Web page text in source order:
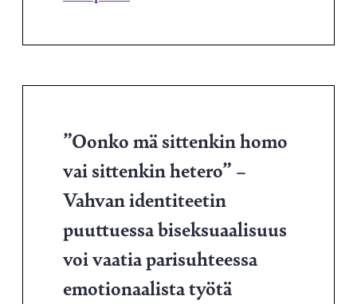
”Oonko mä sittenkin homo
vai sittenkin hetero” –
Vahvan identiteetin
puuttuessa biseksuaalisuus
voi vaatia parisuhteessa
emotionaalista työtä